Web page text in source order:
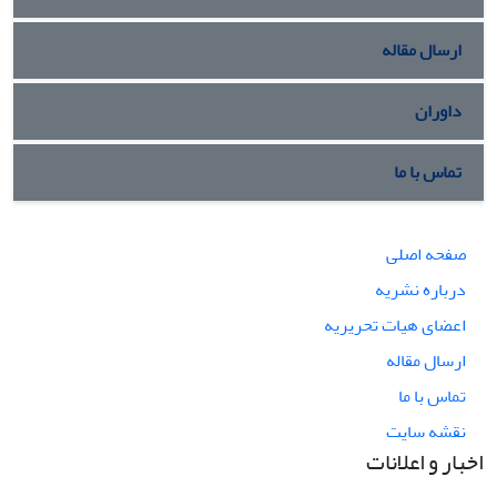
ارسال مقاله
داوران
تماس با ما
صفحه اصلی
درباره نشریه
اعضای هیات تحریریه
ارسال مقاله
تماس با ما
نقشه سایت
اخبار و اعلانات